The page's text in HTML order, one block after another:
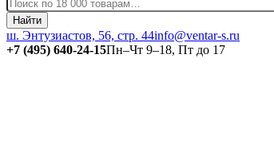
Найти
ш. Энтузиастов, 56, стр. 44info@ventar-s.ru
+7 (495) 640-24-15Пн–Чт 9–18, Пт до 17